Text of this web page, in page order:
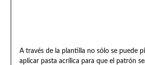
A través de la plantilla no sólo se puede
aplicar pasta acrílica para que el patrón